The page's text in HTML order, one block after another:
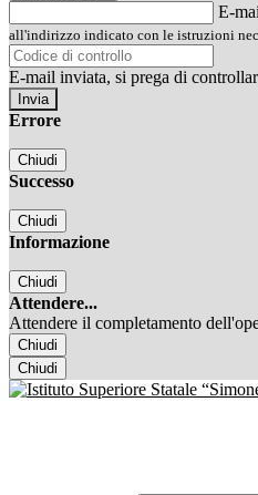
E-
all'indirizzo indicato con le istruzioni
E-mail inviata, si prega di
Errore
Chiudi
Successo
Chiudi
Informazione
Chiudi
Attendere...
Attendere il completamento
Chiudi
Chiudi